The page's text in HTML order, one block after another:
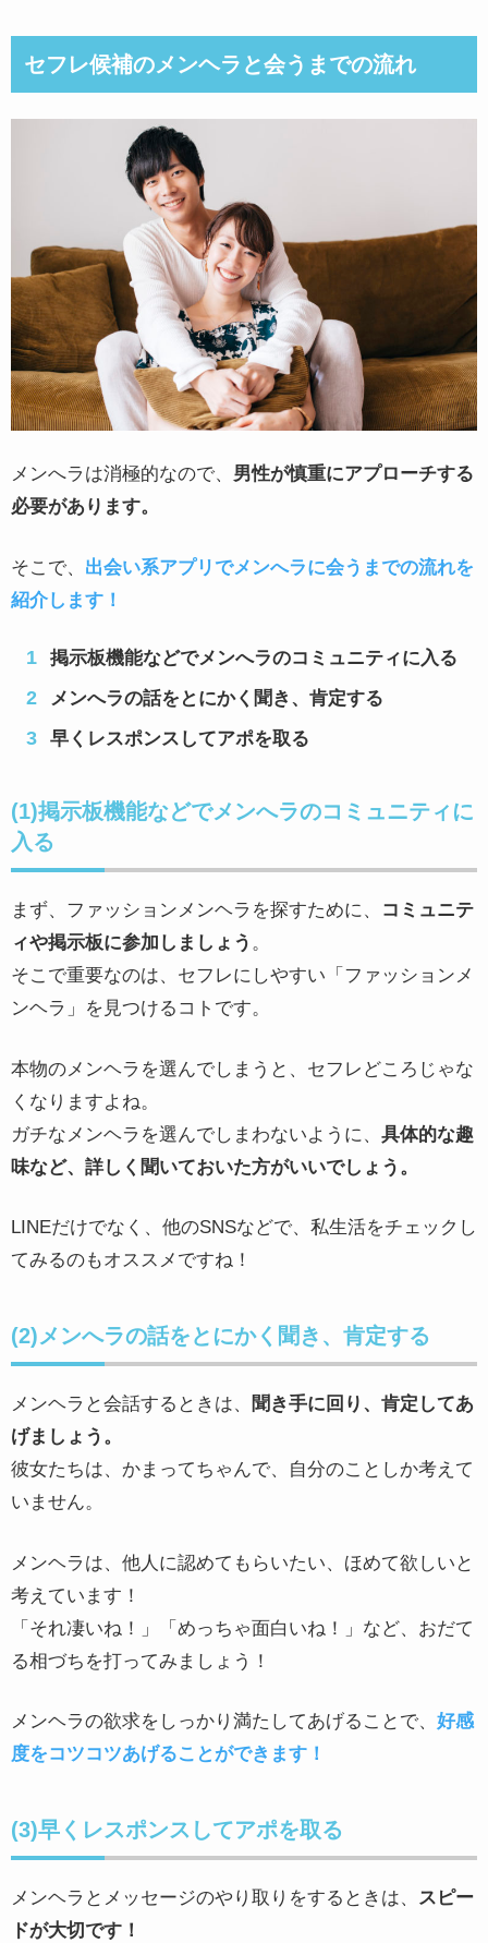
セフレ候補のメンヘラと会うまでの流れ
メンへラは消極的なので、 男性が慎重にアプローチする
必要があります。
そこで、 出会い系アプリでメンへラに会うまでの流れを
紹介します！
掲示板機能などでメンへラのコミュニティに入る
メンへラの話をとにかく聞き、肯定する
早くレスポンスしてアポを取る
(1)掲示板機能などでメンへラのコミュニティに
入る
まず、ファッションメンヘラを探すために、
コミュニテ
ィや掲示板に参加しましょう 。
そこで重要なのは、セフレにしやすい「ファッションメ
ンヘラ」を見つけるコトです。
本物のメンヘラを選んでしまうと、セフレどころじゃな
くなりますよね。
ガチなメンヘラを選んでしまわないように、 具体的な趣
味など、詳しく聞いておいた方がいいでしょう。
LINEだけでなく、他のSNSなどで、私生活をチェックし
てみるのもオススメですね！
(2)メンへラの話をとにかく聞き、肯定する
メンヘラと会話するときは、
聞き手に回り、肯定してあ
げましょう。
彼女たちは、かまってちゃんで、自分のことしか考えて
いません。
メンヘラは、他人に認めてもらいたい、ほめて欲しいと
考えています！
「それ凄いね！」「めっちゃ面白いね！」など、おだて
る相づちを打ってみましょう！
メンヘラの欲求をしっかり満たしてあげることで、 好感
度をコツコツあげることができます！
(3)早くレスポンスしてアポを取る
メンヘラとメッセージのやり取りをするときは、 スピー
ドが大切です！